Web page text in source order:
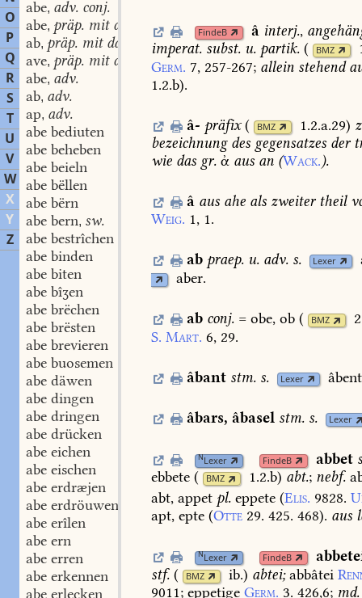
O
P
Q
R
S
T
U
V
W
X
Y
Z
abe, adv. conj.
abe, präp. mit dat.
ab, präp. mit dat.
ave, präp. mit dat.
abe, adv.
ab, adv.
ap, adv.
abe bediuten
abe beheben
abe beieln
abe bëllen
abe bërn
abe bern, sw.
abe bestrîchen
abe binden
abe biten
abe bîʒen
abe brëchen
abe brësten
abe brevieren
abe buosemen
abe däwen
abe dingen
abe dringen
abe drücken
abe eichen
abe eischen
abe erdræjen
abe erdröuwen
abe erîlen
abe ern
abe erren
abe erkennen
abe erlecken
FindeB â interj.,
imperat. subst. u. partik. ( BMZ
Germ. 7, 257-267; allein stehend
1.2.b).
â- präfix ( BMZ 1.2.a.29)
bezeichnungdes gegensatzes der
wie das gr. ἀ aus an (Wack.).
â ausahe alszweitertheil
Weig. 1, 1.
ab praep. u. adv. s. Lexer
aber.
ab conj.=obe,ob ( BMZ
S. Mart. 6, 29.
âbant stm. s. Lexer
âbars, âbasel stm. s. Lexer
NLexer FindeB abbet
ebbete ( BMZ 1.2.b) abt.; nebf.
abt, appet pl. eppete (Elis. 9828.
apt, epte (Otte 29. 425. 468). aus
NLexer FindeB
stf. ( BMZ ib.) abtei; abbâtei
9011; eppetige Germ. 3. 426,6; md.